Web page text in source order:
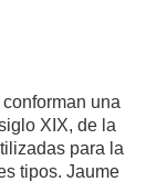
una
XIX, de la
para la
tipos. Jaume